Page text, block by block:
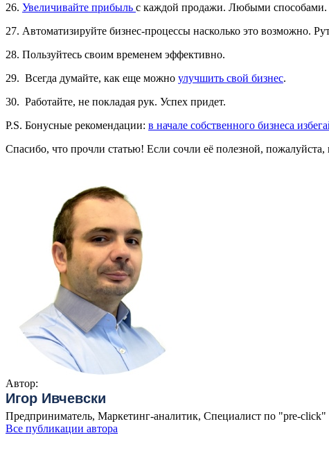
26. Увеличивайте прибыль с каждой продажи. Любыми способами.
27. Автоматизируйте бизнес-процессы насколько это возможно.
28. Пользуйтесь своим временем эффективно.
29. Всегда думайте, как еще можно улучшить свой бизнес.
30. Работайте, не покладая рук. Успех придет.
P.S. Бонусные рекомендации: в начале собственного бизнеса
Спасибо, что прочли статью! Если сочли её полезной,
Автор:
Игор Ивчевски
Предприниматель, Маркетинг-аналитик, Специалист по "pre-click"
Все публикации автора